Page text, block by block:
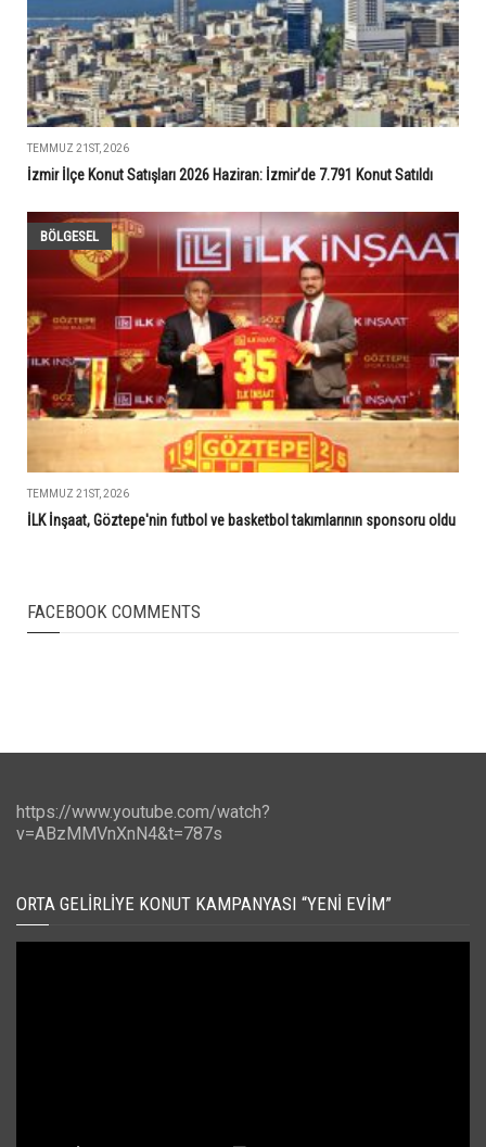
TEMMUZ 21ST, 2026
İzmir İlçe Konut Satışları 2026 Haziran: İzmir’de 7.791 Konut Satıldı
BÖLGESEL
TEMMUZ 21ST, 2026
İLK İnşaat, Göztepe'nin futbol ve basketbol takımlarının sponsoru oldu
FACEBOOK COMMENTS
https://www.youtube.com/watch?
v=ABzMMVnXnN4&t=787s
ORTA GELIRLIYE KONUT KAMPANYASI “YENI EVIM”